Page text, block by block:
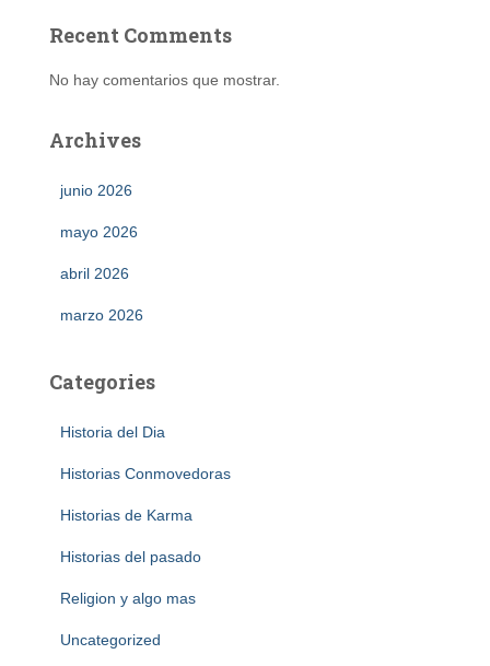
Recent Comments
No hay comentarios que mostrar.
Archives
junio 2026
mayo 2026
abril 2026
marzo 2026
Categories
Historia del Dia
Historias Conmovedoras
Historias de Karma
Historias del pasado
Religion y algo mas
Uncategorized